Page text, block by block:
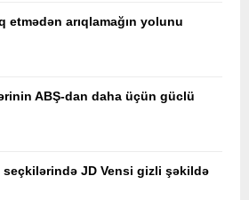
etmədən arıqlamağın yolunu
ABŞ-dan daha üçün güclü
seçkilərində JD Vensi gizli şəkildə